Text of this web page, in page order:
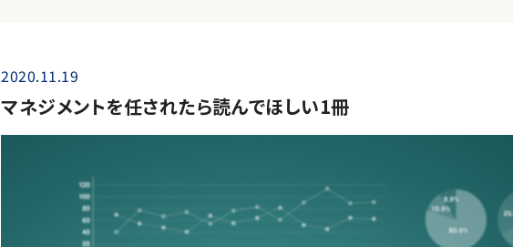
2020.11.19
マネジメントを任されたら読んでほしい1冊